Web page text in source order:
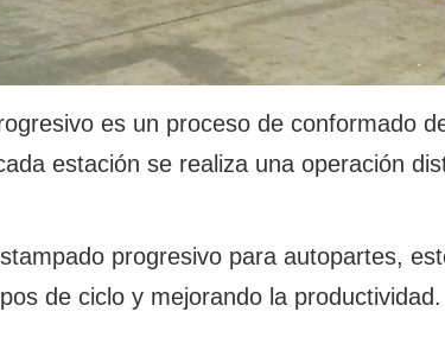
es un proceso de conformado
estación se realiza una operación
progresivo para autopartes,
de ciclo y mejorando la productividad.